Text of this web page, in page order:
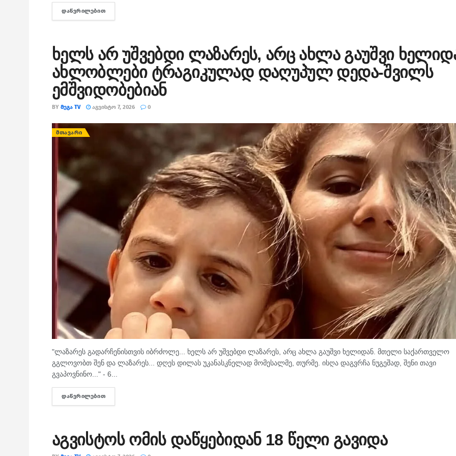
ᲓᲐᲬᲕᲠᲘᲚᲔᲑᲘᲗ
ხელს არ უშვებდი ლაზარეს, არც ახლა გაუშვი
ახლობლები ტრაგიკულად დაღუპულ დედა-შვილს
ემშვიდობებიან
BY ᲛᲔᲒᲐ TV ᲐᲒᲕᲘᲡᲢᲝ 7, 2026 0
ᲛᲗᲐᲕᲐᲠᲘ
"ლაზარეს გადარჩენისთვის იბრძოლე... ხელს არ უშვებდი ლაზარეს, არც ახლა გაუშვი ხელიდან. მთელი საქართველო
გგლოვობთ შენ და ლაზარეს... დღეს დილას უკანასკნელად მომესალმე, თურმე. ისღა დაგვრჩა ნუგეშად, შენი თავი
გვაპოვნინო..." - 6...
ᲓᲐᲬᲕᲠᲘᲚᲔᲑᲘᲗ
აგვისტოს ომის დაწყებიდან 18 წელი გავიდა